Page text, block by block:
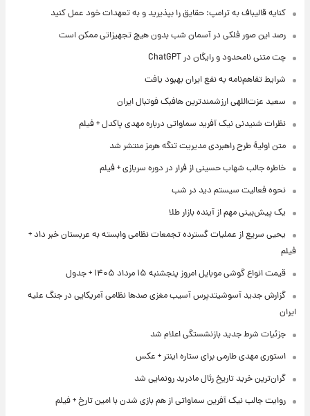
کنایه قالیباف به ترامپ: حقایق را بپذیرید و به تعهدات خود عمل کنید
رصد این صور فلکی در آسمان شب بدون هیچ تجهیزاتی ممکن است
چت متنی نامحدود و رایگان در ChatGPT
شرایط تفاهم‌نامه به نفع ایران بهبود یافت
سعید عزت‌اللهی ارزشمندترین هافبک فوتبال ایران
نظرات شنیدنی نیک آفرید سماواتی درباره مهدی پاکدل + فیلم
متن اولیۀ طرح راهبردی مدیریت تنگه هرمز منتشر شد
خاطره جالب شهاب حسینی از فرار در دوره سربازی + فیلم
نحوه فعالیت سیستم دید در شب
یک پیش‌بینی مهم از آینده بازار طلا
یحیی سریع از عملیات گسترده تجمعات نظامی وابسته به عربستان خبر داد +
فیلم
قیمت انواع گوشی موبایل امروز پنجشنبه ۱۵ مرداد ۱۴۰۵ + جدول
گزارش جدید آسوشیتدپرس آسیب مغزی صدها نظامی آمریکایی در جنگ علیه
ایران
جزئیات شرط جدید بازنشستگی اعلام شد
استوری مهدی طارمی برای ستاره اینتر + عکس
گران‌ترین خرید تاریخ رئال مادرید رونمایی شد
روایت جالب نیک آفرین سماواتی از هم بازی شدن با امین تارخ + فیلم